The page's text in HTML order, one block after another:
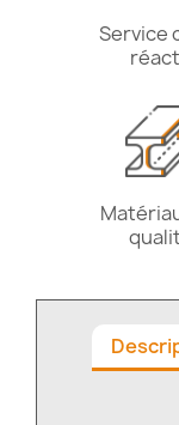
Service